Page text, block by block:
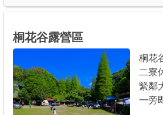
桐花谷露營區
桐花
二寮
緊鄰
一旁